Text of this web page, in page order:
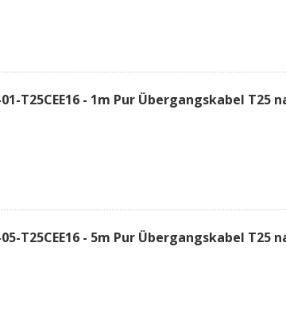
T25CEE16 - 1m Pur Übergangskabel T25
T25CEE16 - 5m Pur Übergangskabel T25